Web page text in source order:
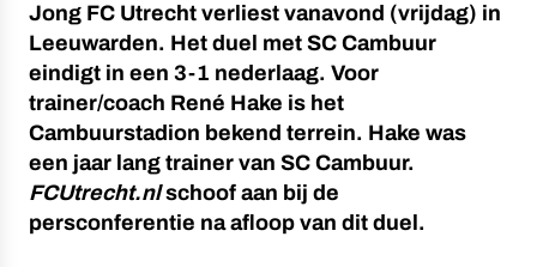
Jong FC Utrecht verliest vanavond (vrijdag) in
Leeuwarden. Het duel met SC Cambuur
eindigt in een 3-1 nederlaag. Voor
trainer/coach René Hake is het
Cambuurstadion bekend terrein. Hake was
een jaar lang trainer van SC Cambuur.
FCUtrecht.nlschoof aan bij de
persconferentie na afloop van dit duel.